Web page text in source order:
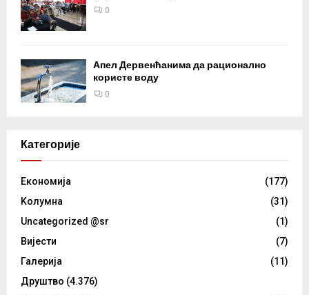
0
Апел Дервенћанима да рационално
користе воду
0
Категорије
Eкономија
(177)
Kолумнa
(31)
Uncategorized @sr
(1)
Вијести
(7)
Галерија
(11)
Друштво (4.376)